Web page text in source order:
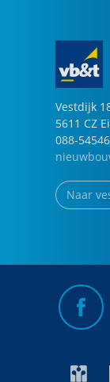
Vestdijk
5611 CZ
088-
Naar